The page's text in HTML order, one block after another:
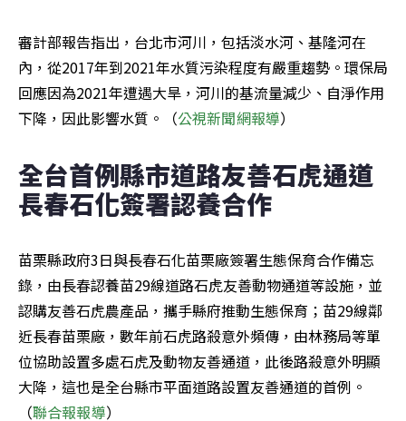
審計部報告指出，台北市河川，包括淡水河、基隆河在
內，從2017年到2021年水質污染程度有嚴重趨勢。環保局
回應因為2021年遭遇大旱，河川的基流量減少、自淨作用
下降，因此影響水質。（公視新聞網報導）
全台首例縣市道路友善石虎通道
長春石化簽署認養合作
苗栗縣政府3日與長春石化苗栗廠簽署生態保育合作備忘
錄，由長春認養苗29線道路石虎友善動物通道等設施，並
認購友善石虎農產品，攜手縣府推動生態保育；苗29線鄰
近長春苗栗廠，數年前石虎路殺意外頻傳，由林務局等單
位協助設置多處石虎及動物友善通道，此後路殺意外明顯
大降，這也是全台縣市平面道路設置友善通道的首例。
（聯合報報導）